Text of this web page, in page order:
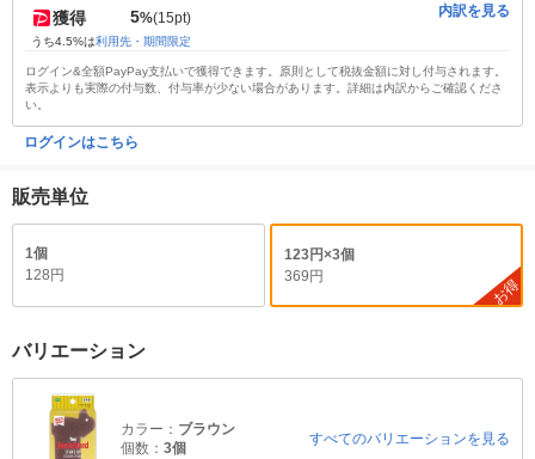
獲得 5%(15pt)
うち4.5%は利用先・期間限定
内訳を見る
ログイン&全額PayPay支払いで獲得できます。原則として税抜金額に対し付与されます。
表示よりも実際の付与数、付与率が少ない場合があります。詳細は内訳からご確認くださ
い。
ログインはこちら
販売単位
1個
128円
123円×3個
369円
お得
バリエーション
カラー： ブラウン
個数： 3個
すべてのバリエーションを見る